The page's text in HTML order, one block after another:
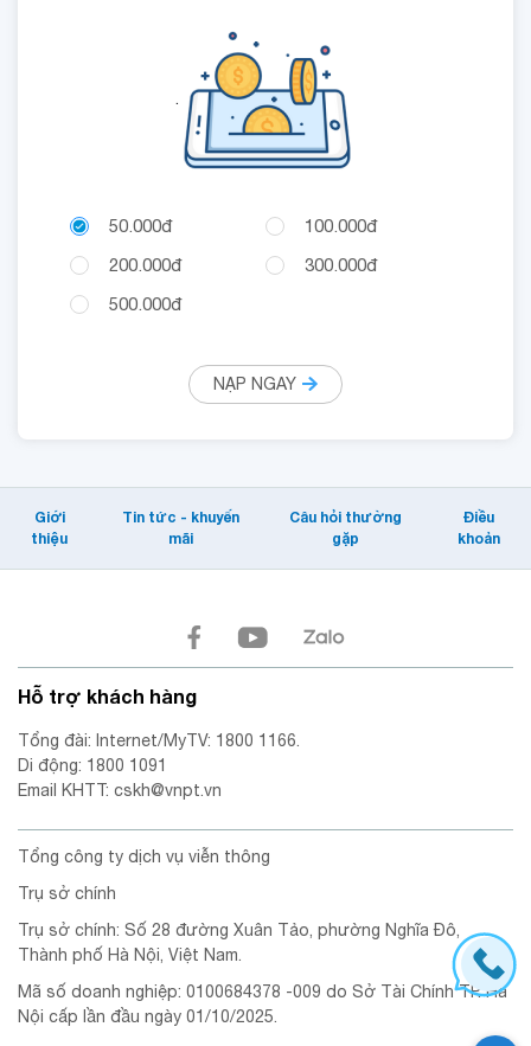
.
50.000đ
100.000đ
200.000đ
300.000đ
500.000đ
NẠP NGAY
Giới
thiệu
Tin tức - khuyến
mãi
Câu hỏi thường
gặp
Điều
khoản
Hỗ trợ khách hàng
Tổng đài: Internet/MyTV: 1800 1166.
Di động: 1800 1091
Email KHTT: cskh@vnpt.vn
Tổng công ty dịch vụ viễn thông
Trụ sở chính
Trụ sở chính: Số 28 đường Xuân Tảo, phường Nghĩa Đô,
Thành phố Hà Nội, Việt Nam.
Mã số doanh nghiệp: 0100684378 -009 do Sở Tài Chính TP. Hà
Nội cấp lần đầu ngày 01/10/2025.